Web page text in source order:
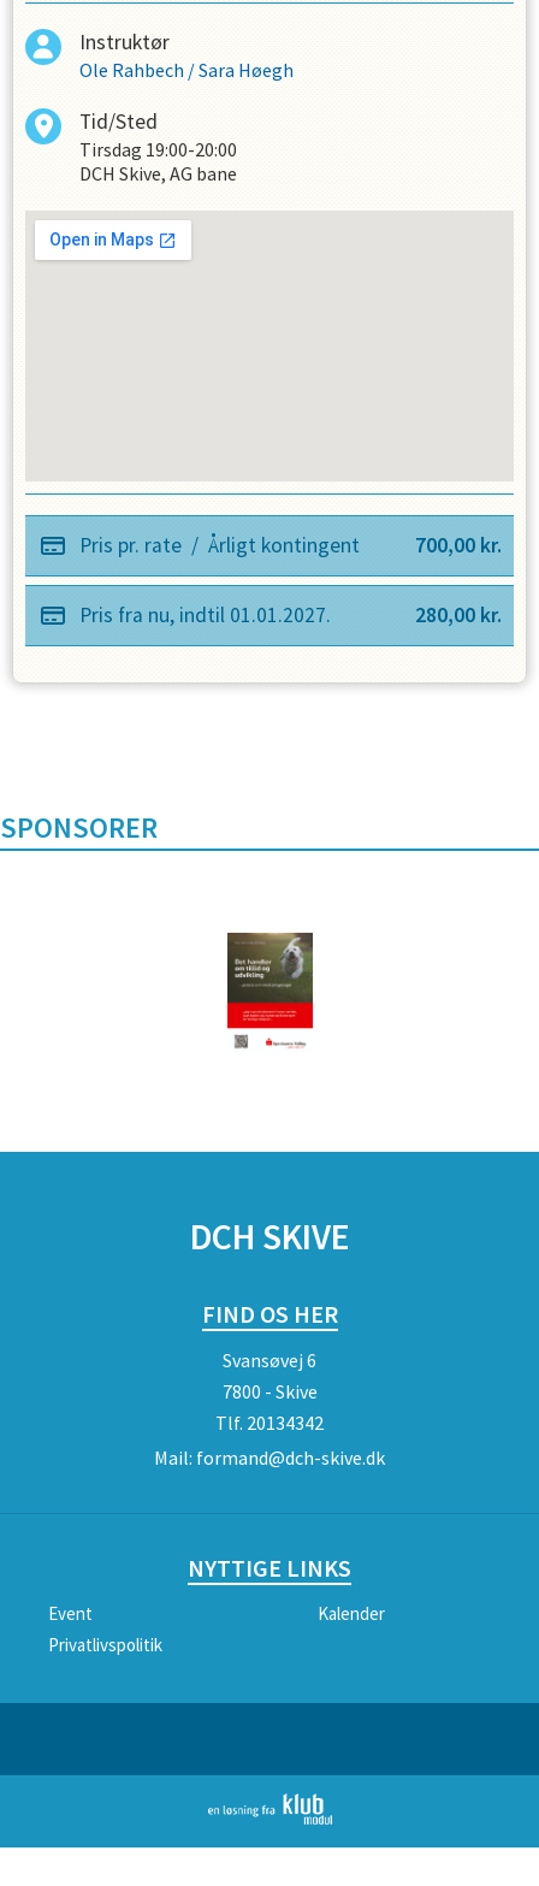
Instruktør
Ole Rahbech /Sara Høegh
Tid/Sted
Tirsdag 19:00-20:00
DCH Skive, AG bane
Pris pr. rate / Årligt kontingent 700,00 kr.
Pris fra nu, indtil 01.01.2027. 280,00 kr.
SPONSORER
DCH SKIVE
FIND OS HER
Svansøvej 6
7800 - Skive
Tlf. 20134342
Mail: formand@dch-skive.dk
NYTTIGE LINKS
Event
Kalender
Privatlivspolitik